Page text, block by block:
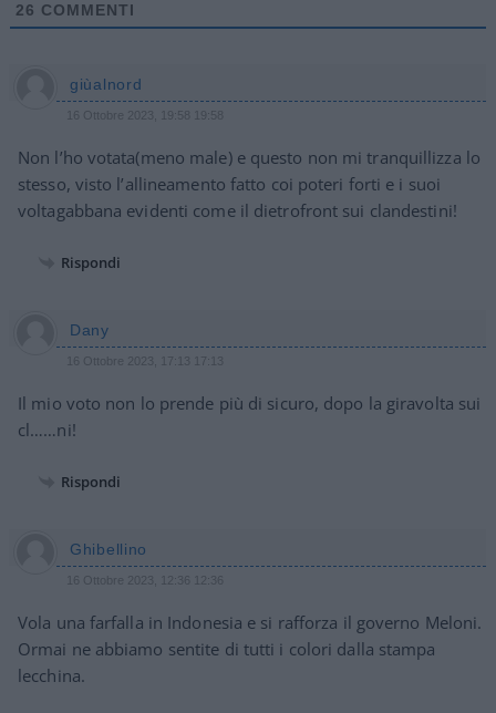
26 COMMENTI
giùalnord
16 Ottobre 2023, 19:58 19:58
Non l’ho votata(meno male) e questo non mi tranquillizza lo
stesso, visto l’allineamento fatto coi poteri forti e i suoi
voltagabbana evidenti come il dietrofront sui clandestini!
Rispondi
Dany
16 Ottobre 2023, 17:13 17:13
Il mio voto non lo prende più di sicuro, dopo la giravolta sui
cl……ni!
Rispondi
Ghibellino
16 Ottobre 2023, 12:36 12:36
Vola una farfalla in Indonesia e si rafforza il governo Meloni.
Ormai ne abbiamo sentite di tutti i colori dalla stampa
lecchina.